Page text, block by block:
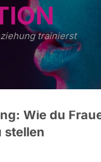
trainierst
Wie du
stellen